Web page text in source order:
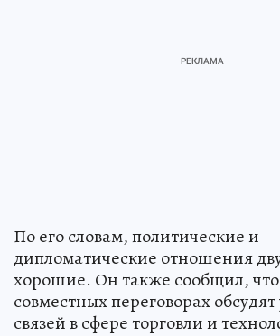
По его словам, политические и
дипломатические отношения
хорошие. Он также сообщил,
совместных переговорах
связей в сфере торговли и